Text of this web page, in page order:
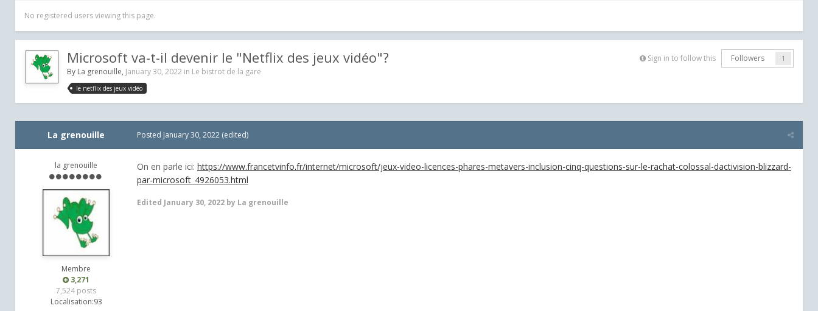
No registered users viewing this page.
Sign in to follow this Followers 1
Microsoft va-t-il devenir le "Netflix des jeux vidéo"?
By La grenouille, January 30, 2022 in Le bistrot de la gare
le netflix des jeux vidéo
La grenouille
la grenouille
Membre
3,271
7,524 posts
Localisation:93
Posted January 30, 2022 (edited)
On en parle ici: https://www.francetvinfo.fr/internet/microsoft/jeux-video-licences-phares-metavers-inclusion-cinq-questions-sur-le-rachat-colossal-dactivision-blizzard-
par-microsoft_4926053.html
Edited January 30, 2022 by La grenouille